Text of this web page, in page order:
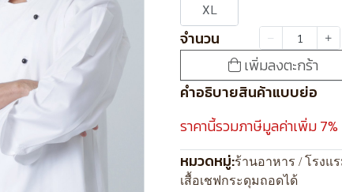
XL
จำนวน
เพิ่มลงตะกร้า
คำอธิบายสินค้าแบบย่อ
ราคานี้รวมภาษีมูลค่าเพิ่ม
หมวดหมู่:ร้านอาหาร / โรงแ
เสื้อเชฟกระดุมถอดได้